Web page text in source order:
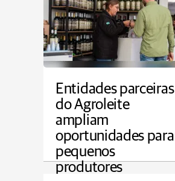
Entidades parceiras
do Agroleite
ampliam
oportunidades para
pequenos
produtores